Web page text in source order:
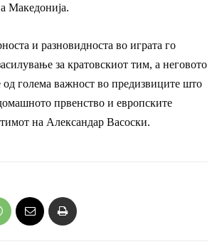
Македонија.
и разновидноста во играта го
за кратовскиот тим, а неговото
од голема важност во предизвиците што
првенство и европските
тимот на Александар Васоски.